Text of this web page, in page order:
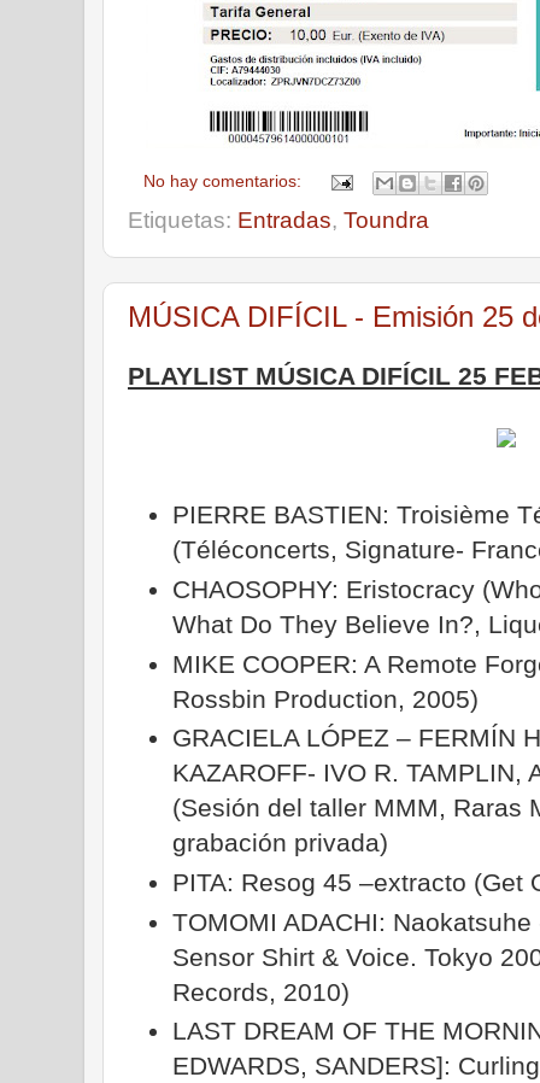
No hay comentarios:
Etiquetas: Entradas, Toundra
MÚSICA DIFÍCIL - Emisión 25
PLAYLIST MÚSICA DIFÍCIL 25
PIERRE BASTIEN: Troisième
(Téléconcerts, Signature-
CHAOSOPHY: Eristocracy
What Do They Believe In?,
MIKE COOPER: A Remote
Rossbin Production, 2005)
GRACIELA LÓPEZ – FERMÍN
KAZAROFF- IVO R. TAMPLIN,
(Sesión del taller MMM, Raras
grabación privada)
PITA: Resog 45 –extracto (Get
TOMOMI ADACHI:
Sensor Shirt & Voice. Tokyo
Records, 2010)
LAST DREAM OF THE
EDWARDS, SANDERS]: